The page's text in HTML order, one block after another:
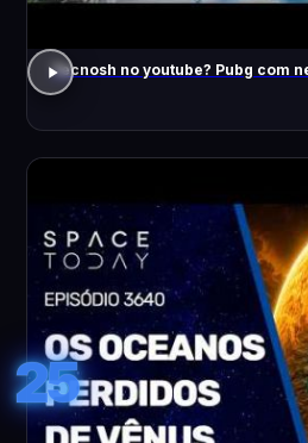
Tecnosh no youtube? Pubg com
25